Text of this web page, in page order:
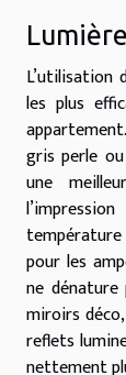
L’utilisation
les plus
gris perle
une
pour les
ne dénature
miroirs
reflets
nettement